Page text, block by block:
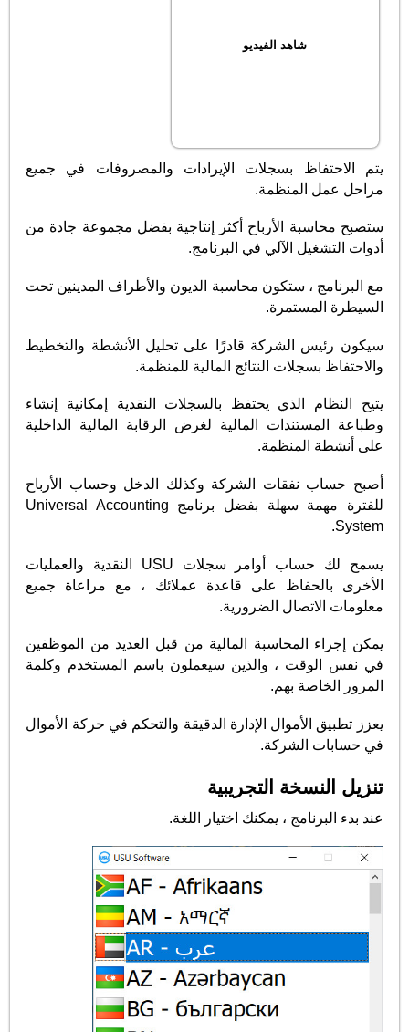
شاهد الفيديو
يتم الاحتفاظ بسجلات الإيرادات والمصروفات في جميع
مراحل عمل المنظمة.
ستصبح محاسبة الأرباح أكثر إنتاجية بفضل مجموعة جادة من
أدوات التشغيل الآلي في البرنامج.
مع البرنامج ، ستكون محاسبة الديون والأطراف المدينين تحت
السيطرة المستمرة.
سيكون رئيس الشركة قادرًا على تحليل الأنشطة والتخطيط
والاحتفاظ بسجلات النتائج المالية للمنظمة.
يتيح النظام الذي يحتفظ بالسجلات النقدية إمكانية إنشاء
وطباعة المستندات المالية لغرض الرقابة المالية الداخلية
على أنشطة المنظمة.
أصبح حساب نفقات الشركة وكذلك الدخل وحساب الأرباح
للفترة مهمة سهلة بفضل برنامج Universal Accounting
System.
يسمح لك حساب أوامر سجلات USU النقدية والعمليات
الأخرى بالحفاظ على قاعدة عملائك ، مع مراعاة جميع
معلومات الاتصال الضرورية.
يمكن إجراء المحاسبة المالية من قبل العديد من الموظفين
في نفس الوقت ، والذين سيعملون باسم المستخدم وكلمة
المرور الخاصة بهم.
يعزز تطبيق الأموال الإدارة الدقيقة والتحكم في حركة الأموال
في حسابات الشركة.
تنزيل النسخة التجريبية
عند بدء البرنامج ، يمكنك اختيار اللغة.